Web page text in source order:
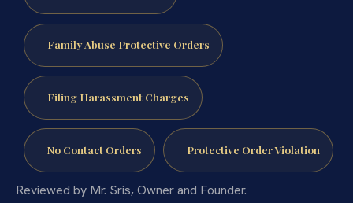
Family Abuse Protective Orders
Filing Harassment Charges
No Contact Orders Protective Order Violation
Reviewed by Mr. Sris, Owner and Founder.